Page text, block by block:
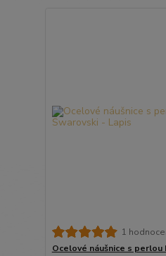
1
Ocelové náušnice s